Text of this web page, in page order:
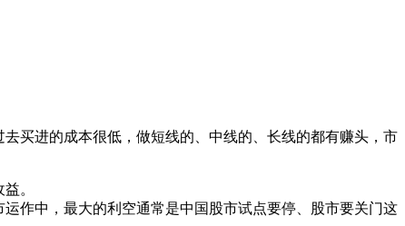
买进的成本很低，做短线的、中线的、长线的都有赚头，市
。
作中，最大的利空通常是中国股市试点要停、股市要关门这